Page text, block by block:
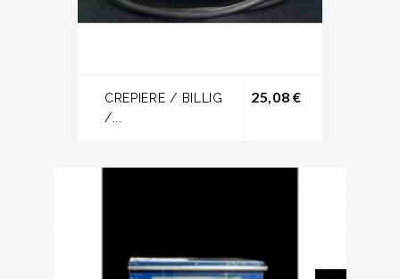
CREPIERE / BILLIG
/...
25,08 €Prix